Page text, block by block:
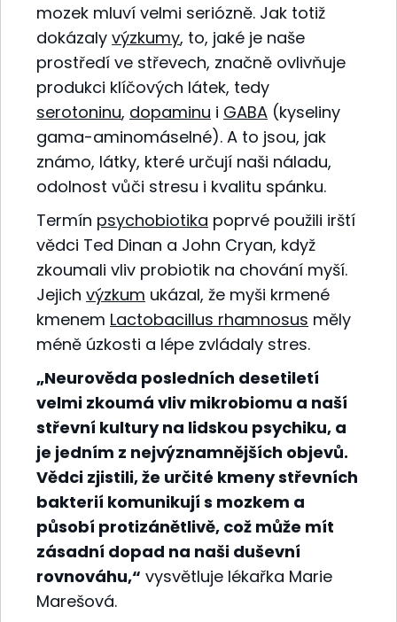
mozek mluví velmi seriózně. Jak totiž
dokázaly výzkumy, to, jaké je naše
prostředí ve střevech, značně ovlivňuje
produkci klíčových látek, tedy
serotoninu, dopaminu i GABA (kyseliny
gama-aminomáselné). A to jsou, jak
známo, látky, které určují naši náladu,
odolnost vůči stresu i kvalitu spánku.
Termín psychobiotika poprvé použili irští
vědci Ted Dinan a John Cryan, když
zkoumali vliv probiotik na chování myší.
Jejich výzkum ukázal, že myši krmené
kmenem Lactobacillus rhamnosus měly
méně úzkosti a lépe zvládaly stres.
„Neurověda posledních desetiletí
velmi zkoumá vliv mikrobiomu a naší
střevní kultury na lidskou psychiku, a
je jedním z nejvýznamnějších objevů.
Vědci zjistili, že určité kmeny střevních
bakterií komunikují s mozkem a
působí protizánětlivě, což může mít
zásadní dopad na naši duševní
rovnováhu,“ vysvětluje lékařka Marie
Marešová.